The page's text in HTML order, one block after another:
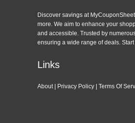
Discover savings at
more. We aim to enhance your
and accessible. Trusted by
ensuring a wide range of deals.
Links
About| Privacy Policy |Terms Of